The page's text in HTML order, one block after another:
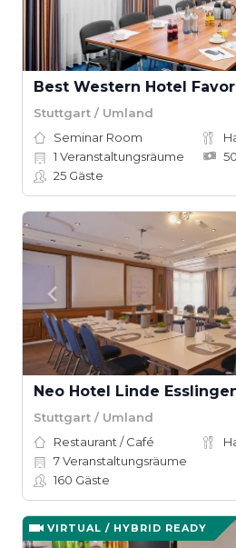
Best Western Hotel
Stuttgart / Umland
Seminar Room
1 Veranstaltungsräume
25 Gäste
Neo Hotel Linde
Stuttgart / Umland
Restaurant / Café
7Veranstaltungsräume
160 Gäste
VIRTUAL / HYBRID READY